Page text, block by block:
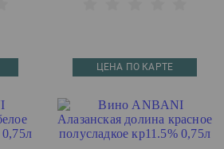
ЦЕНА ПО КАРТЕ